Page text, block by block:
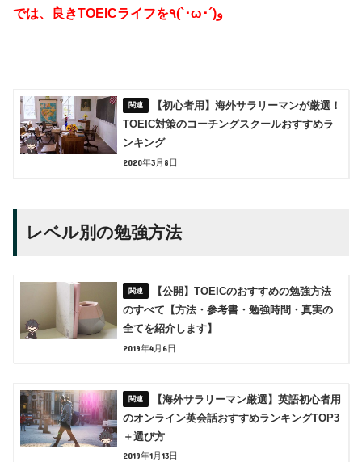
では、良きTOEICライフを٩(`･ω･´)و
【初心者用】海外サラリーマンが厳選！
TOEIC対策のコーチングスクールおすすめラ
ンキング
2020年3月8日
レベル別の勉強方法
【公開】TOEICのおすすめの勉強方法
のすべて【方法・参考書・勉強時間・真実の
全てを紹介します】
2019年4月6日
【海外サラリーマン厳選】英語初心者用
のオンライン英会話おすすめランキングTOP3
＋選び方
2019年1月13日